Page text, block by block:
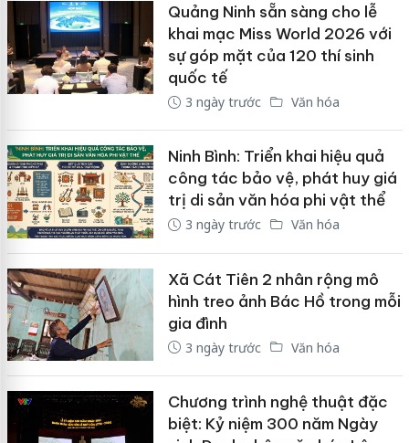
Quảng Ninh sẵn sàng cho lễ
khai mạc Miss World 2026 với
sự góp mặt của 120 thí sinh
quốc tế
3 ngày trước Văn hóa
Ninh Bình: Triển khai hiệu quả
công tác bảo vệ, phát huy giá
trị di sản văn hóa phi vật thể
3 ngày trước Văn hóa
Xã Cát Tiên 2 nhân rộng mô
hình treo ảnh Bác Hồ trong mỗi
gia đình
3 ngày trước Văn hóa
Chương trình nghệ thuật đặc
biệt: Kỷ niệm 300 năm Ngày